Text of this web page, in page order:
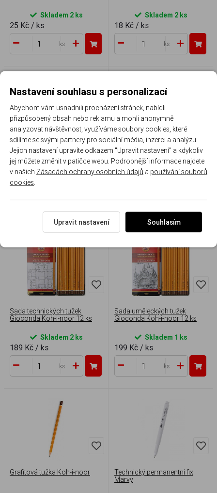
Skladem 2 ks
25 Kč / ks
ks
Skladem 2 ks
18 Kč / ks
ks
Sada akvarelových pastelek
Mondeluz Koh-i-noor
Skladem 2 ks
299 Kč - 999 Kč
Sada uměleckých pastelek
Polycolor Koh-i-noor 24 ks
Skladem 2 ks
Sada technických tužek
Gioconda Koh-i-noor 12 ks
Skladem 2 ks
189 Kč / ks
ks
Sada uměleckých tužek
Gioconda Koh-i-noor 12 ks
Skladem 1 ks
199 Kč / ks
ks
Grafitová tužka Koh-i-noor
Technický permanentní fix
Marvy
Nastavení souhlasu s personalizací
Abychom vám usnadnili procházení stránek, nabídli
přizpůsobený obsah nebo reklamu a mohli anonymně
analyzovat návštěvnost, využíváme soubory cookies, které
sdílíme se svými partnery pro sociální média, inzerci a analýzu.
Jejich nastavení upravíte odkazem "Upravit nastavení" a kdykoliv
jej můžete změnit v patičce webu. Podrobnější informace najdete
v našich Zásadách ochrany osobních údajů a používání souborů
cookies
Upravit nastavení Souhlasím